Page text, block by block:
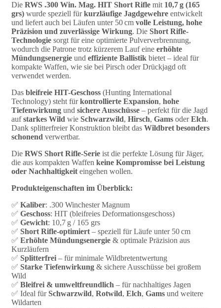
Die RWS .300 Win. Mag. HIT Short Rifle mit 10,7 g (165
grs) wurde speziell fürkurzläufige Jagdgewehre entwickelt
und liefert auch bei Läufen unter 50 cm volle Leistung, hohe
Präzision und zuverlässige Wirkung. Die Short Rifle-
Technologie sorgt für eine optimierte Pulververbrennung,
wodurch die Patrone trotz kürzerem Lauf eine erhöhte
Mündungsenergie und effiziente Ballistik bietet – ideal für
kompakte Waffen, wie sie bei Pirsch oder Drückjagd oft
verwendet werden.
Das bleifreie HIT-Geschoss (Hunting International
Technology) steht fürkontrollierte Expansion, hohe
Tiefenwirkung und sichere Ausschüsse – perfekt für die Jagd
aufstarkes Wild wie Schwarzwild, Hirsch, Gams oderElch.
Dank splitterfreier Konstruktion bleibt das Wildbret besonders
schonend verwertbar.
Die RWS Short Rifle-Serie ist die perfekte Lösung für Jäger,
die aus kompakten Waffen keine Kompromisse bei Leistung
oder Nachhaltigkeit eingehen wollen.
Produkteigenschaften im Überblick:
✅ Kaliber: .300 Winchester Magnum
✅ Geschoss: HIT (bleifreies Deformationsgeschoss)
✅ Gewicht: 10,7 g / 165 grs
✅ Short Rifle-optimiert – speziell für Läufe unter 50 cm
✅ Erhöhte Mündungsenergie & optimale Präzision aus
Kurzläufern
✅ Splitterfrei – für minimale Wildbretentwertung
✅ Starke Tiefenwirkung & sichere Ausschüsse bei großem
Wild
✅ Bleifrei & umweltfreundlich – für nachhaltiges Jagen
✅ Ideal fürSchwarzwild, Rotwild, Elch, Gams und weitere
Wildarten